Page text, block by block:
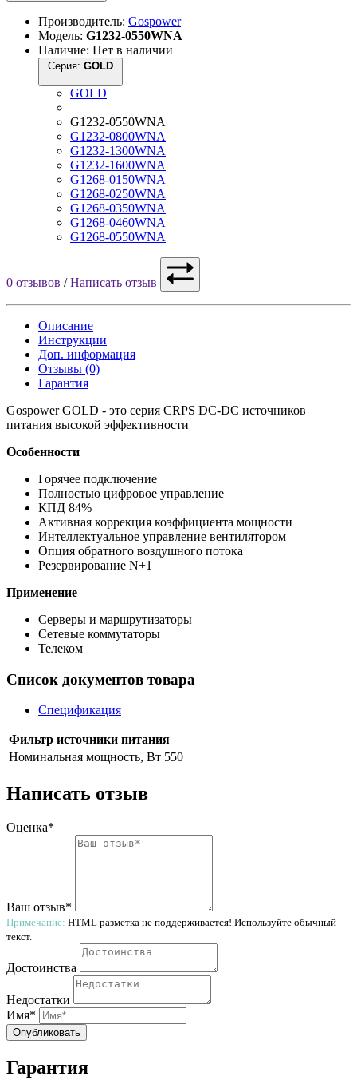
Производитель: Gospower
Модель: G1232-0550WNA
Наличие: Нет в наличии
Серия:
GOLD
G1232-0550WNA
G1232-0800WNA
G1232-1300WNA
G1232-1600WNA
G1268-0150WNA
G1268-0250WNA
G1268-0350WNA
G1268-0460WNA
G1268-0550WNA
0 отзывов /Написать отзыв
Описание
Инструкции
Доп. информация
Отзывы (0)
Гарантия
Gospower GOLD - это серия CRPS DC-DC источников
питания высокой эффективности
Особенности
Горячее подключение
Полностью цифровое управление
КПД 84%
Активная коррекция коэффициента мощности
Интеллектуальное управление вентилятором
Опция обратного воздушного потока
Резервирование N+1
Применение
Серверы и маршрутизаторы
Сетевые коммутаторы
Телеком
Список документов товара
Спецификация
Фильтр источники питания
Номинальная мощность, Вт 550
Написать отзыв
Оценка*
Ваш отзыв*
Примечание: HTML разметка не поддерживается! Используйте обычный
текст.
Достоинства
Недостатки
Имя*
Опубликовать
Гарантия